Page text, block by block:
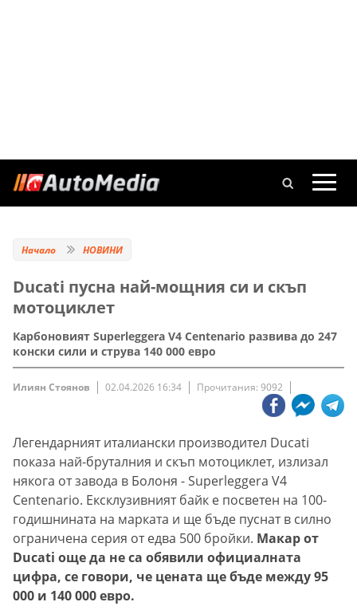
Начало НОВИНИ
Ducati пусна най-мощния си и скъп
мотоциклет
Карбоновият Superleggera V4 Centenario развива до 247
конски сили и струва 140 000 евро
Илиян Стоянов 02.04.2026 16:34 Прочитания: 9092
Легендарният италиански производител Ducati
показа най-бруталния и скъп мотоциклет, излизал
някога от завода в Болоня - Superleggera V4
Centenario. Ексклузивният байк е посветен на 100-
годишнината на марката и ще бъде пуснат в силно
ограничена серия от едва 500 бройки. Макар от
Ducati още да не са обявили официалната
цифра, се говори, че цената ще бъде между 95
000 и 140 000 евро.